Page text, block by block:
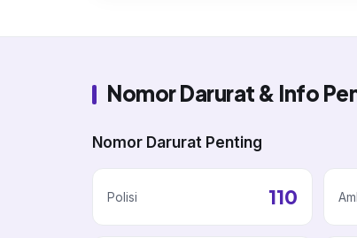
Nomor Darurat & Info
Nomor Darurat Penting
Polisi 110